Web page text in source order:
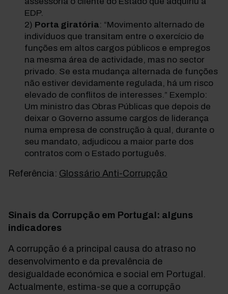
EDP.
Porta giratória: “Movimento alternado de
indivíduos que transitam entre o exercício de
funções em altos cargos públicos e empregos
na mesma área de actividade, mas no sector
privado. Se esta mudança alternada de funções
não estiver devidamente regulada, há um risco
elevado de conflitos de interesses.” Exemplo:
Um ministro das Obras Públicas que depois de
deixar o Governo assume cargos de liderança
numa empresa de construção à qual, durante o
seu mandato, adjudicou a maior parte dos
contratos com o Estado português.
Referência: Glossário Anti-Corrupção
Sinais da Corrupção em Portugal: alguns
indicadores
A corrupção é a principal causa do atraso no
desenvolvimento e da prevalência de
desigualdade económica e social em Portugal.
Actualmente, estima-se que a corrupção